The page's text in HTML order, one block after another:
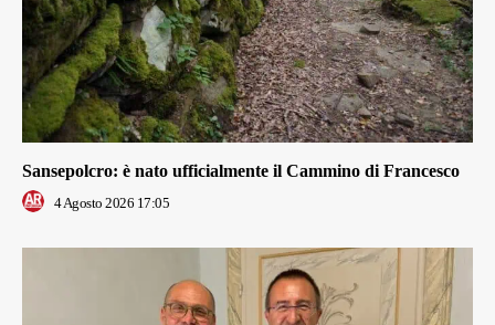
Sansepolcro: è nato ufficialmente il Cammino di Francesco
4 Agosto 2026 17:05